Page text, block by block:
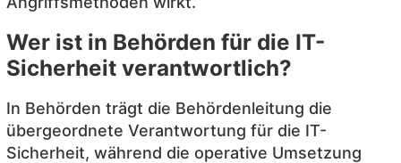
Wer ist in Behörden für die IT-
Sicherheit verantwortlich?
In Behörden trägt die Behördenleitung die
übergeordnete Verantwortung für die IT-
Sicherheit, während die operative Umsetzung